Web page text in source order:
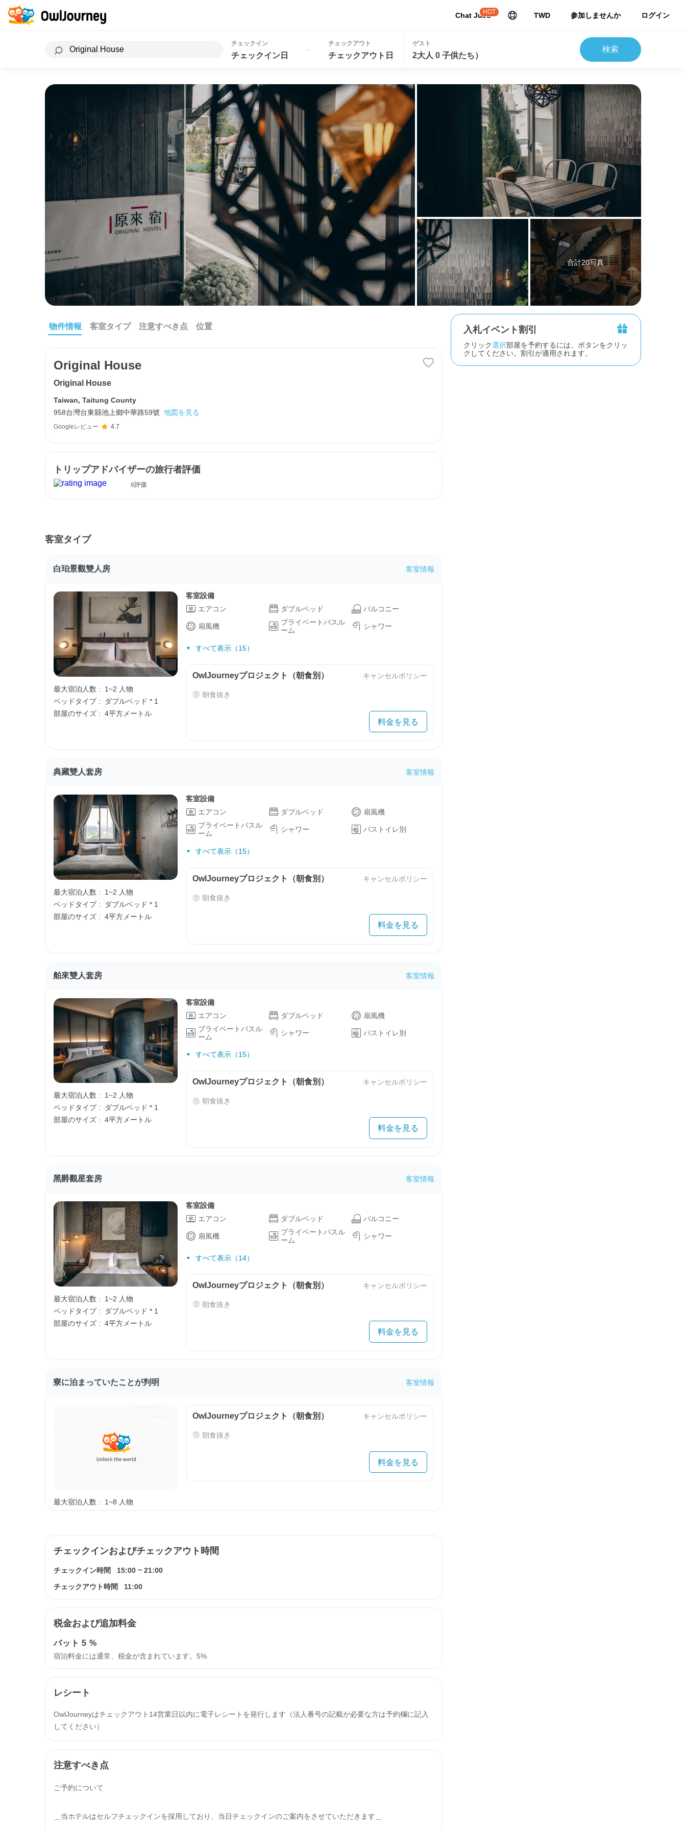
Chat JuJu
HOT TWD 参加しませんか ログイン
チェックイン
チェックイン日
-
チェックアウト
チェックアウト日
ゲスト
2大人 0 子供たち）
検索
合計20写真
物件情報 客室タイプ 注意すべき点 位置
Original House
Original House
Taiwan, Taitung County
958台灣台東縣池上鄉中華路59號 地図を見る
Googleレビュー 4.7
トリップアドバイザーの旅行者評価
6評価
客室タイプ
白珀景觀雙人房 客室情報
最大宿泊人数 :
1~2 人物
ベッドタイプ :
ダブルベッド * 1
部屋のサイズ : 4平方メートル
客室設備
エアコン
ダブルベッド バルコニー
扇風機
プライベートバスル
ーム
シャワー
すべて表示（15）
OwlJourneyプロジェクト（朝食別） キャンセルポリシー
朝食抜き
料金を見る
典藏雙人套房 客室情報
最大宿泊人数 :
1~2 人物
ベッドタイプ :
ダブルベッド * 1
部屋のサイズ : 4平方メートル
客室設備
エアコン
ダブルベッド
扇風機
プライベートバスル
ーム
シャワー バストイレ別
すべて表示（15）
OwlJourneyプロジェクト（朝食別） キャンセルポリシー
朝食抜き
料金を見る
舶來雙人套房 客室情報
最大宿泊人数 :
1~2 人物
ベッドタイプ :
ダブルベッド * 1
部屋のサイズ : 4平方メートル
客室設備
エアコン
ダブルベッド
扇風機
プライベートバスル
ーム
シャワー バストイレ別
すべて表示（15）
OwlJourneyプロジェクト（朝食別） キャンセルポリシー
朝食抜き
料金を見る
黑爵觀星套房 客室情報
最大宿泊人数 :
1~2 人物
ベッドタイプ :
ダブルベッド * 1
部屋のサイズ : 4平方メートル
客室設備
エアコン
ダブルベッド バルコニー
扇風機
プライベートバスル
ーム
シャワー
すべて表示（14）
OwlJourneyプロジェクト（朝食別） キャンセルポリシー
朝食抜き
料金を見る
寮に泊まっていたことが判明 客室情報
最大宿泊人数 : 1~8 人物
OwlJourneyプロジェクト（朝食別） キャンセルポリシー
朝食抜き
料金を見る
チェックインおよびチェックアウト時間
チェックイン時間 15:00 ~ 21:00
チェックアウト時間
11:00
税金および追加料金
バット5 %
宿泊料金には通常、税金が含まれています。5%
レシート
OwlJourneyはチェックアウト14営業日以内に電子レシートを発行します（法人番号の記載が必要な方は予約欄に記入
してください）
注意すべき点
ご予約について
＿当ホテルはセルフチェックインを採用しており、当日チェックインのご案内をさせていただきます＿
入札イベント割引
クリック選択部屋を予約するには、ボタンをクリッ
クしてください。割引が適用されます。